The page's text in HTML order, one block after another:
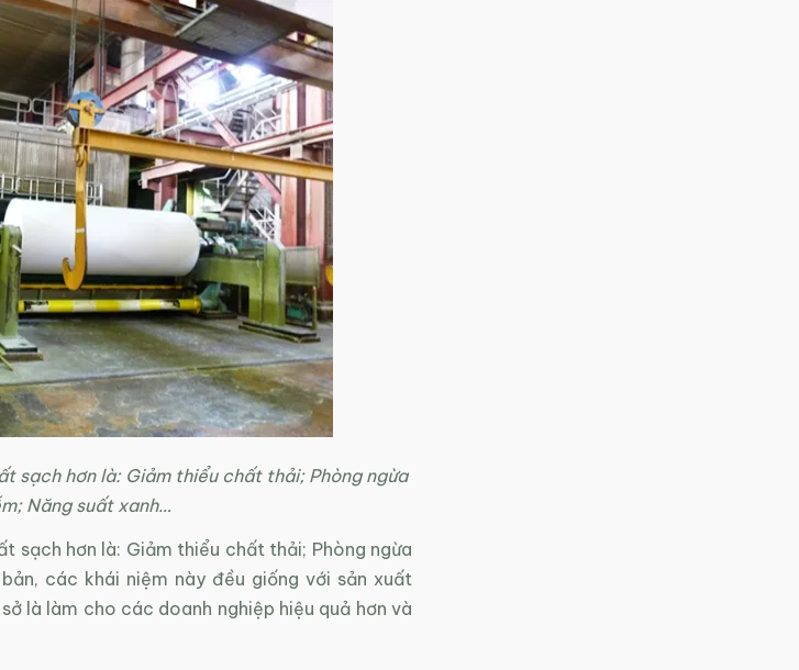
sạch hơn là: Giảm thiểu chất thải; Phòng ngừa
Năng suất xanh…
sạch hơn là: Giảm thiểu chất thải; Phòng ngừa
các khái niệm này đều giống với sản xuất
là làm cho các doanh nghiệp hiệu quả hơn và